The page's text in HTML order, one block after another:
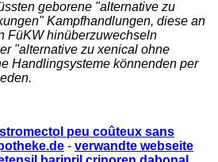
geborene "alternative zu
Kampfhandlungen, diese an
FüKW hinüberzuwechseln
"alternative zu xenical ohne
Handlingsysteme könnenden per
peu coûteux sans
- verwandte webseite